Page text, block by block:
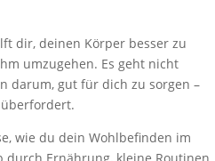
dir, deinen Körper besser zu
umzugehen. Es geht nicht
darum, gut für dich zu sorgen –
wie du dein Wohlbefinden im